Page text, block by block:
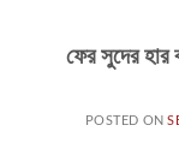
ফের সুদের
POSTED ON